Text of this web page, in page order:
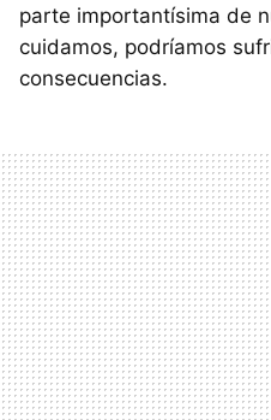
parte importantísima de
cuidamos, podríamos
consecuencias.